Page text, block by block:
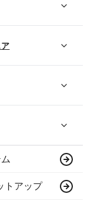
トアップ